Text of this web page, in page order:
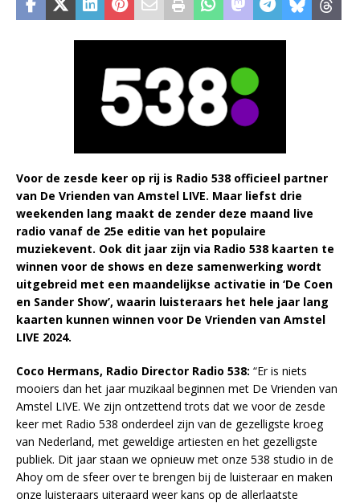
Voor de zesde keer op rij is Radio 538 officieel partner
van De Vrienden van Amstel LIVE. Maar liefst drie
weekenden lang maakt de zender deze maand live
radio vanaf de 25e editie van het populaire
muziekevent. Ook dit jaar zijn via Radio 538 kaarten te
winnen voor de shows en deze samenwerking wordt
uitgebreid met een maandelijkse activatie in ‘De Coen
en Sander Show’, waarin luisteraars het hele jaar lang
kaarten kunnen winnen voor De Vrienden van Amstel
LIVE 2024.
Coco Hermans, Radio Director Radio 538: “Er is niets
mooiers dan het jaar muzikaal beginnen met De Vrienden van
Amstel LIVE. We zijn ontzettend trots dat we voor de zesde
keer met Radio 538 onderdeel zijn van de gezelligste kroeg
van Nederland, met geweldige artiesten en het gezelligste
publiek. Dit jaar staan we opnieuw met onze 538 studio in de
Ahoy om de sfeer over te brengen bij de luisteraar en maken
onze luisteraars uiteraard weer kans op de allerlaatste